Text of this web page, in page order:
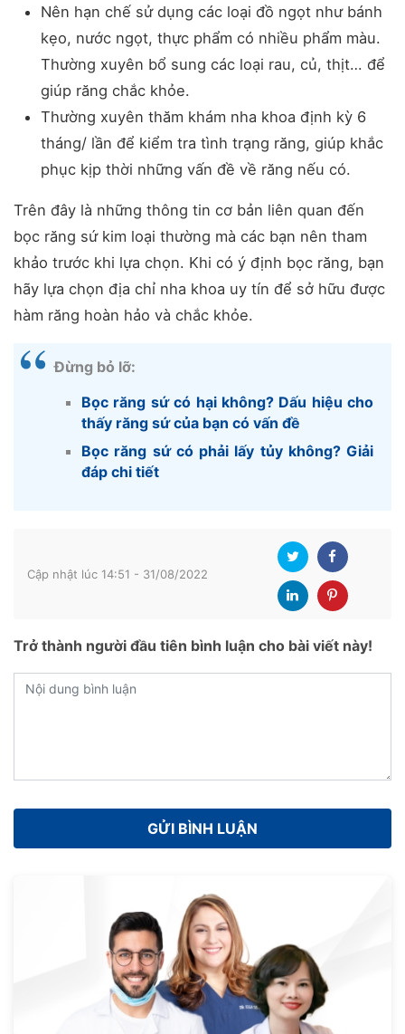
Nên hạn chế sử dụng các loại đồ ngọt như bánh
kẹo, nước ngọt, thực phẩm có nhiều phẩm màu.
Thường xuyên bổ sung các loại rau, củ, thịt… để
giúp răng chắc khỏe.
Thường xuyên thăm khám nha khoa định kỳ 6
tháng/ lần để kiểm tra tình trạng răng, giúp khắc
phục kịp thời những vấn đề về răng nếu có.
Trên đây là những thông tin cơ bản liên quan đến
bọc răng sứ kim loại thường mà các bạn nên tham
khảo trước khi lựa chọn. Khi có ý định bọc răng, bạn
hãy lựa chọn địa chỉ nha khoa uy tín để sở hữu được
hàm răng hoàn hảo và chắc khỏe.
Đừng bỏ lỡ:
Bọc răng sứ có hại không? Dấu hiệu cho
thấy răng sứ của bạn có vấn đề
Bọc răng sứ có phải lấy tủy không? Giải
đáp chi tiết
Cập nhật lúc 14:51 - 31/08/2022
Trở thành người đầu tiên bình luận cho bài viết này!